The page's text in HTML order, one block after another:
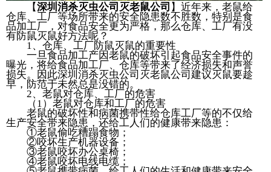
【深圳消杀灭虫公司灭老鼠公司 】近年来，老鼠给
仓库、工厂等场所带来的安全隐患数不胜数，特别是食
品加工厂，对食品安全更为严格，那么仓库、工厂有没
有防鼠灭鼠好方法呢？
1、仓库、工厂防鼠灭鼠的重要性
一旦食品加工产因老鼠的破坏引起食品安全事件的
曝光，将给食品加工厂、仓库等带来了经济损失和声誉
损失。因此深圳消杀灭虫公司灭老鼠公司建议灭鼠要趁
早，防范于未然总是没错的。
2、老鼠对仓库、工厂的危害
（1）老鼠对仓库和工厂的危害
老鼠的破坏性和病菌携带性给仓库工厂等的不仅给
生产安全带来隐患，还给工人们的健康带来隐患：
①老鼠偷吃糟蹋食物；
②咬坏生产机器设备；
③老鼠咬坏办公桌椅；
④老鼠咬坏电线电缆；